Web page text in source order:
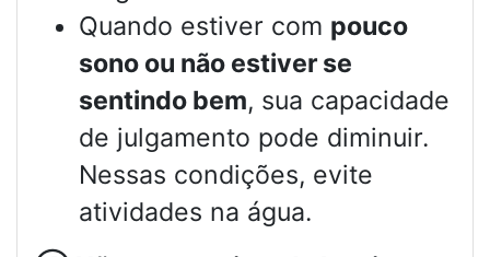
Quando estiver com pouco
sono ou não estiver se
sentindo bem, sua capacidade
de julgamento pode diminuir.
Nessas condições, evite
atividades na água.